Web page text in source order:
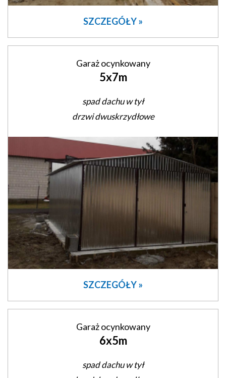
SZCZEGÓŁY »
Garaż ocynkowany
5x7m
spad dachu w tył
drzwi dwuskrzydłowe
SZCZEGÓŁY »
Garaż ocynkowany
6x5m
spad dachu w tył